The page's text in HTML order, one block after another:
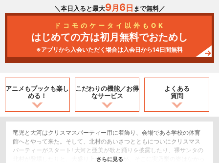
＼本日入ると最大9月 6日 まで無料／
ドコモのケータイ以外もOK
はじめての方は初月無料でおためし
※アプリから入会いただく場合は入会日から14日間無料
アニメもブックも楽し
める！
こだわりの機能／お得
なサービス
よくある
質問
竜児と大河はクリスマスパーティー用に着飾り、会場である学校の体育
館へとやって来た。そして、北村のあいさつとともについにクリスマス
パーティーがスタート! 大河と亜美が歌と踊りを披露したり、裸サンタの
北村が登場したりと、大盛り上がりだ!! だが、そこに実乃梨の姿はなかっ
さらに見る